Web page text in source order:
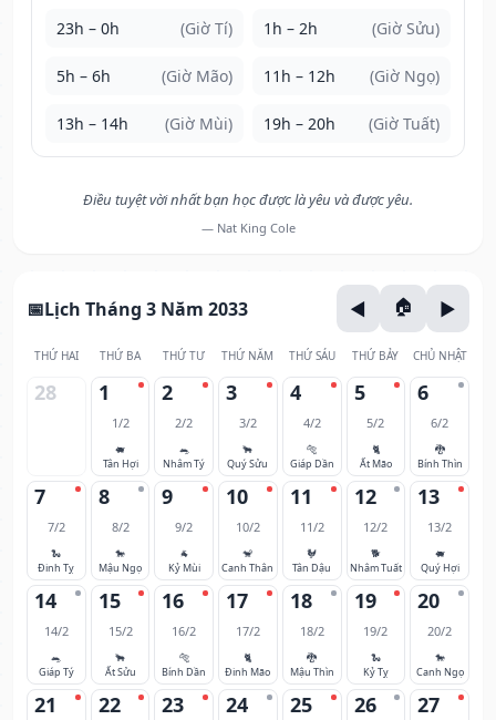
23h – 0h (Giờ Tí) 1h – 2h (Giờ Sửu)
5h – 6h (Giờ Mão) 11h – 12h (Giờ Ngọ)
13h – 14h (Giờ Mùi) 19h – 20h (Giờ Tuất)
Điều tuyệt vời nhất bạn học được là yêu và được yêu.
— Nat King Cole
Lịch Tháng 3 Năm 2033
THỨ HAI THỨ BA THỨ TƯ THỨ NĂM THỨ SÁU THỨ BẢY CHỦ NHẬT
28 1
1/2
🐖
Tân Hợi
2
2/2
🐀
Nhâm Tý
3
3/2
🐂
Quý Sửu
4
4/2
🐅
Giáp Dần
5
5/2
🐈
Ất Mão
6
6/2
🐉
Bính Thìn
7
7/2
🐍
Đinh Tỵ
8
8/2
🐎
Mậu Ngọ
9
9/2
🐐
Kỷ Mùi
10
10/2
🐒
Canh Thân
11
11/2
🐓
Tân Dậu
12
12/2
🐕
Nhâm Tuất
13
13/2
🐖
Quý Hợi
14
14/2
🐀
Giáp Tý
15
15/2
🐂
Ất Sửu
16
16/2
🐅
Bính Dần
17
17/2
🐈
Đinh Mão
18
18/2
🐉
Mậu Thìn
19
19/2
🐍
Kỷ Tỵ
20
20/2
🐎
Canh Ngọ
21 22 23 24 25 26 27